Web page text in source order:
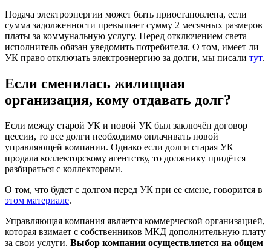
Подача электроэнергии может быть приостановлена, если
сумма задолженности превышает сумму 2 месячных размеров
платы за коммунальную услугу. Перед отключением света
исполнитель обязан уведомить потребителя. О том, имеет ли
УК право отключать электроэнергию за долги, мы писали тут.
Если сменилась жилищная
организация, кому отдавать долг?
Если между старой УК и новой УК был заключён договор
цессии, то все долги необходимо оплачивать новой
управляющей компании. Однако если долги старая УК
продала коллекторскому агентству, то должнику придётся
разбираться с коллекторами.
О том, что будет с долгом перед УК при ее смене, говорится в
этом материале.
Управляющая компания является коммерческой организацией,
которая взимает с собственников МКД дополнительную плату
за свои услуги. Выбор компании осуществляется на общем